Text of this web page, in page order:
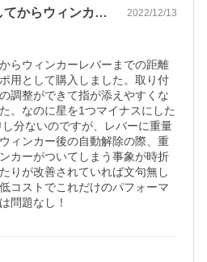
ラフィックスを装着してからウィンカーレ… 2022/12/13
らウィンカーレバーまでの距離
用として購入しました。取り付
調整ができて指が添えやすくな
。なのに星を1つマイナスにした
分ないのですが、レバーに重量
ィンカー後の自動解除の際、重
カーがついてしまう事象が時折
りが改善されていれば文句無し
コストでこれだけのパフォーマ
問題なし！